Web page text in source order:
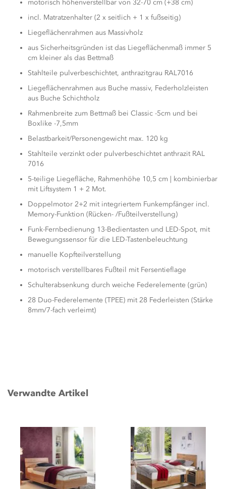
motorisch höhenverstellbar von 32-70 cm (+38 cm)
incl. Matratzenhalter (2 x seitlich + 1 x fußseitig)
Liegeflächenrahmen aus Massivholz
aus Sicherheitsgründen ist das Liegeflächenmaß immer 5
cm kleiner als das Bettmaß
Stahlteile pulverbeschichtet, anthrazitgrau RAL7016
Liegeflächenrahmen aus Buche massiv, Federholzleisten
aus Buche Schichtholz
Rahmenbreite zum Bettmaß bei Classic -5cm und bei
Boxlike -7,5mm
Belastbarkeit/Personengewicht max. 120 kg
Stahlteile verzinkt oder pulverbeschichtet anthrazit RAL
7016
5-teilige Liegefläche, Rahmenhöhe 10,5 cm | kombinierbar
mit Liftsystem 1 + 2 Mot.
Doppelmotor 2+2 mit integriertem Funkempfänger incl.
Memory-Funktion (Rücken- /Fußteilverstellung)
Funk-Fernbedienung 13-Bedientasten und LED-Spot, mit
Bewegungssensor für die LED-Tastenbeleuchtung
manuelle Kopfteilverstellung
motorisch verstellbares Fußteil mit Fersentieflage
Schulterabsenkung durch weiche Federelemente (grün)
28 Duo-Federelemente (TPEE) mit 28 Federleisten (Stärke
8mm/7-fach verleimt)
Verwandte Artikel